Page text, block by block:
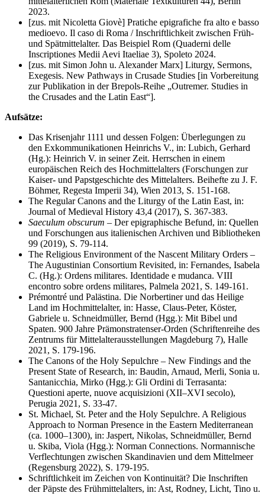
2023.
[zus. mit Nicoletta Giovè] Pratiche epigrafiche fra alto e basso
medioevo. Il caso di Roma / Inschriftlichkeit zwischen Früh-
und Spätmittelalter. Das Beispiel Rom (Quaderni delle
Inscriptiones Medii Aevi Itaeliae 3), Spoleto 2024.
[zus. mit Simon John u. Alexander Marx] Liturgy, Sermons,
Exegesis. New Pathways in Crusade Studies [in Vorbereitung
zur Publikation in der Brepols-Reihe „Outremer. Studies in
the Crusades and the Latin East“].
Aufsätze:
Das Krisenjahr 1111 und dessen Folgen: Überlegungen zu
den Exkommunikationen Heinrichs V., in: Lubich, Gerhard
(Hg.): Heinrich V. in seiner Zeit. Herrschen in einem
europäischen Reich des Hochmittelalters (Forschungen zur
Kaiser- und Papstgeschichte des Mittelalters. Beihefte zu J. F.
Böhmer, Regesta Imperii 34), Wien 2013, S. 151-168.
The Regular Canons and the Liturgy of the Latin East, in:
Journal of Medieval History 43,4 (2017), S. 367-383.
Saeculum obscurum – Der epigraphische Befund, in: Quellen
und Forschungen aus italienischen Archiven und Bibliotheken
99 (2019), S. 79-114.
The Religious Environment of the Nascent Military Orders –
The Augustinian Consortium Revisited, in: Fernandes, Isabela
C. (Hg.): Ordens militares. Identidade e mudanca. VIII
encontro sobre ordens militares, Palmela 2021, S. 149-161.
Prémontré und Palästina. Die Norbertiner und das Heilige
Land im Hochmittelalter, in: Hasse, Claus-Peter, Köster,
Gabriele u. Schneidmüller, Bernd (Hgg.): Mit Bibel und
Spaten. 900 Jahre Prämonstratenser-Orden (Schriftenreihe des
Zentrums für Mittelalterausstellungen Magdeburg 7), Halle
2021, S. 179-196.
The Canons of the Holy Sepulchre – New Findings and the
Present State of Research, in: Baudin, Arnaud, Merli, Sonia u.
Santanicchia, Mirko (Hgg.): Gli Ordini di Terrasanta:
Questioni aperte, nuove acquisizioni (XII–XVI secolo),
Perugia 2021, S. 33-47.
St. Michael, St. Peter and the Holy Sepulchre. A Religious
Approach to Norman Presence in the Eastern Mediterranean
(ca. 1000–1300), in: Jaspert, Nikolas, Schneidmüller, Bernd
u. Skiba, Viola (Hgg.): Norman Connections. Normannische
Verflechtungen zwischen Skandinavien und dem Mittelmeer
(Regensburg 2022), S. 179-195.
Schriftlichkeit im Zeichen von Kontinuität? Die Inschriften
der Päpste des Frühmittelalters, in: Ast, Rodney, Licht, Tino u.